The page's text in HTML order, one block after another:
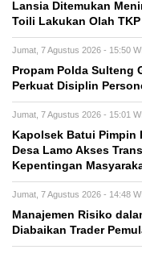
Lansia Ditemukan
Toili Lakukan Olah TKP
Jumat, 7 Agustus 2026 - 15:50
Propam Polda Sulteng
Perkuat Disiplin
Jumat, 7 Agustus 2026 - 15:01
Kapolsek Batui Pimpin
Desa Lamo Akses
Kepentingan
Jumat, 7 Agustus 2026 - 14:48
Manajemen Risiko
Diabaikan Trader